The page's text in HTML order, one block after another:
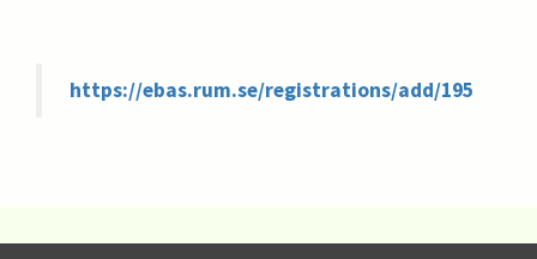
https://ebas.rum.se/registrations/add/195